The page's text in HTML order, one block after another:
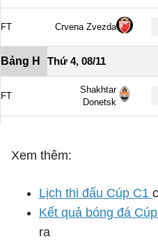
Xem thêm:
Lịch thi đấu Cúp C1
Kết quả bóng đá
ra